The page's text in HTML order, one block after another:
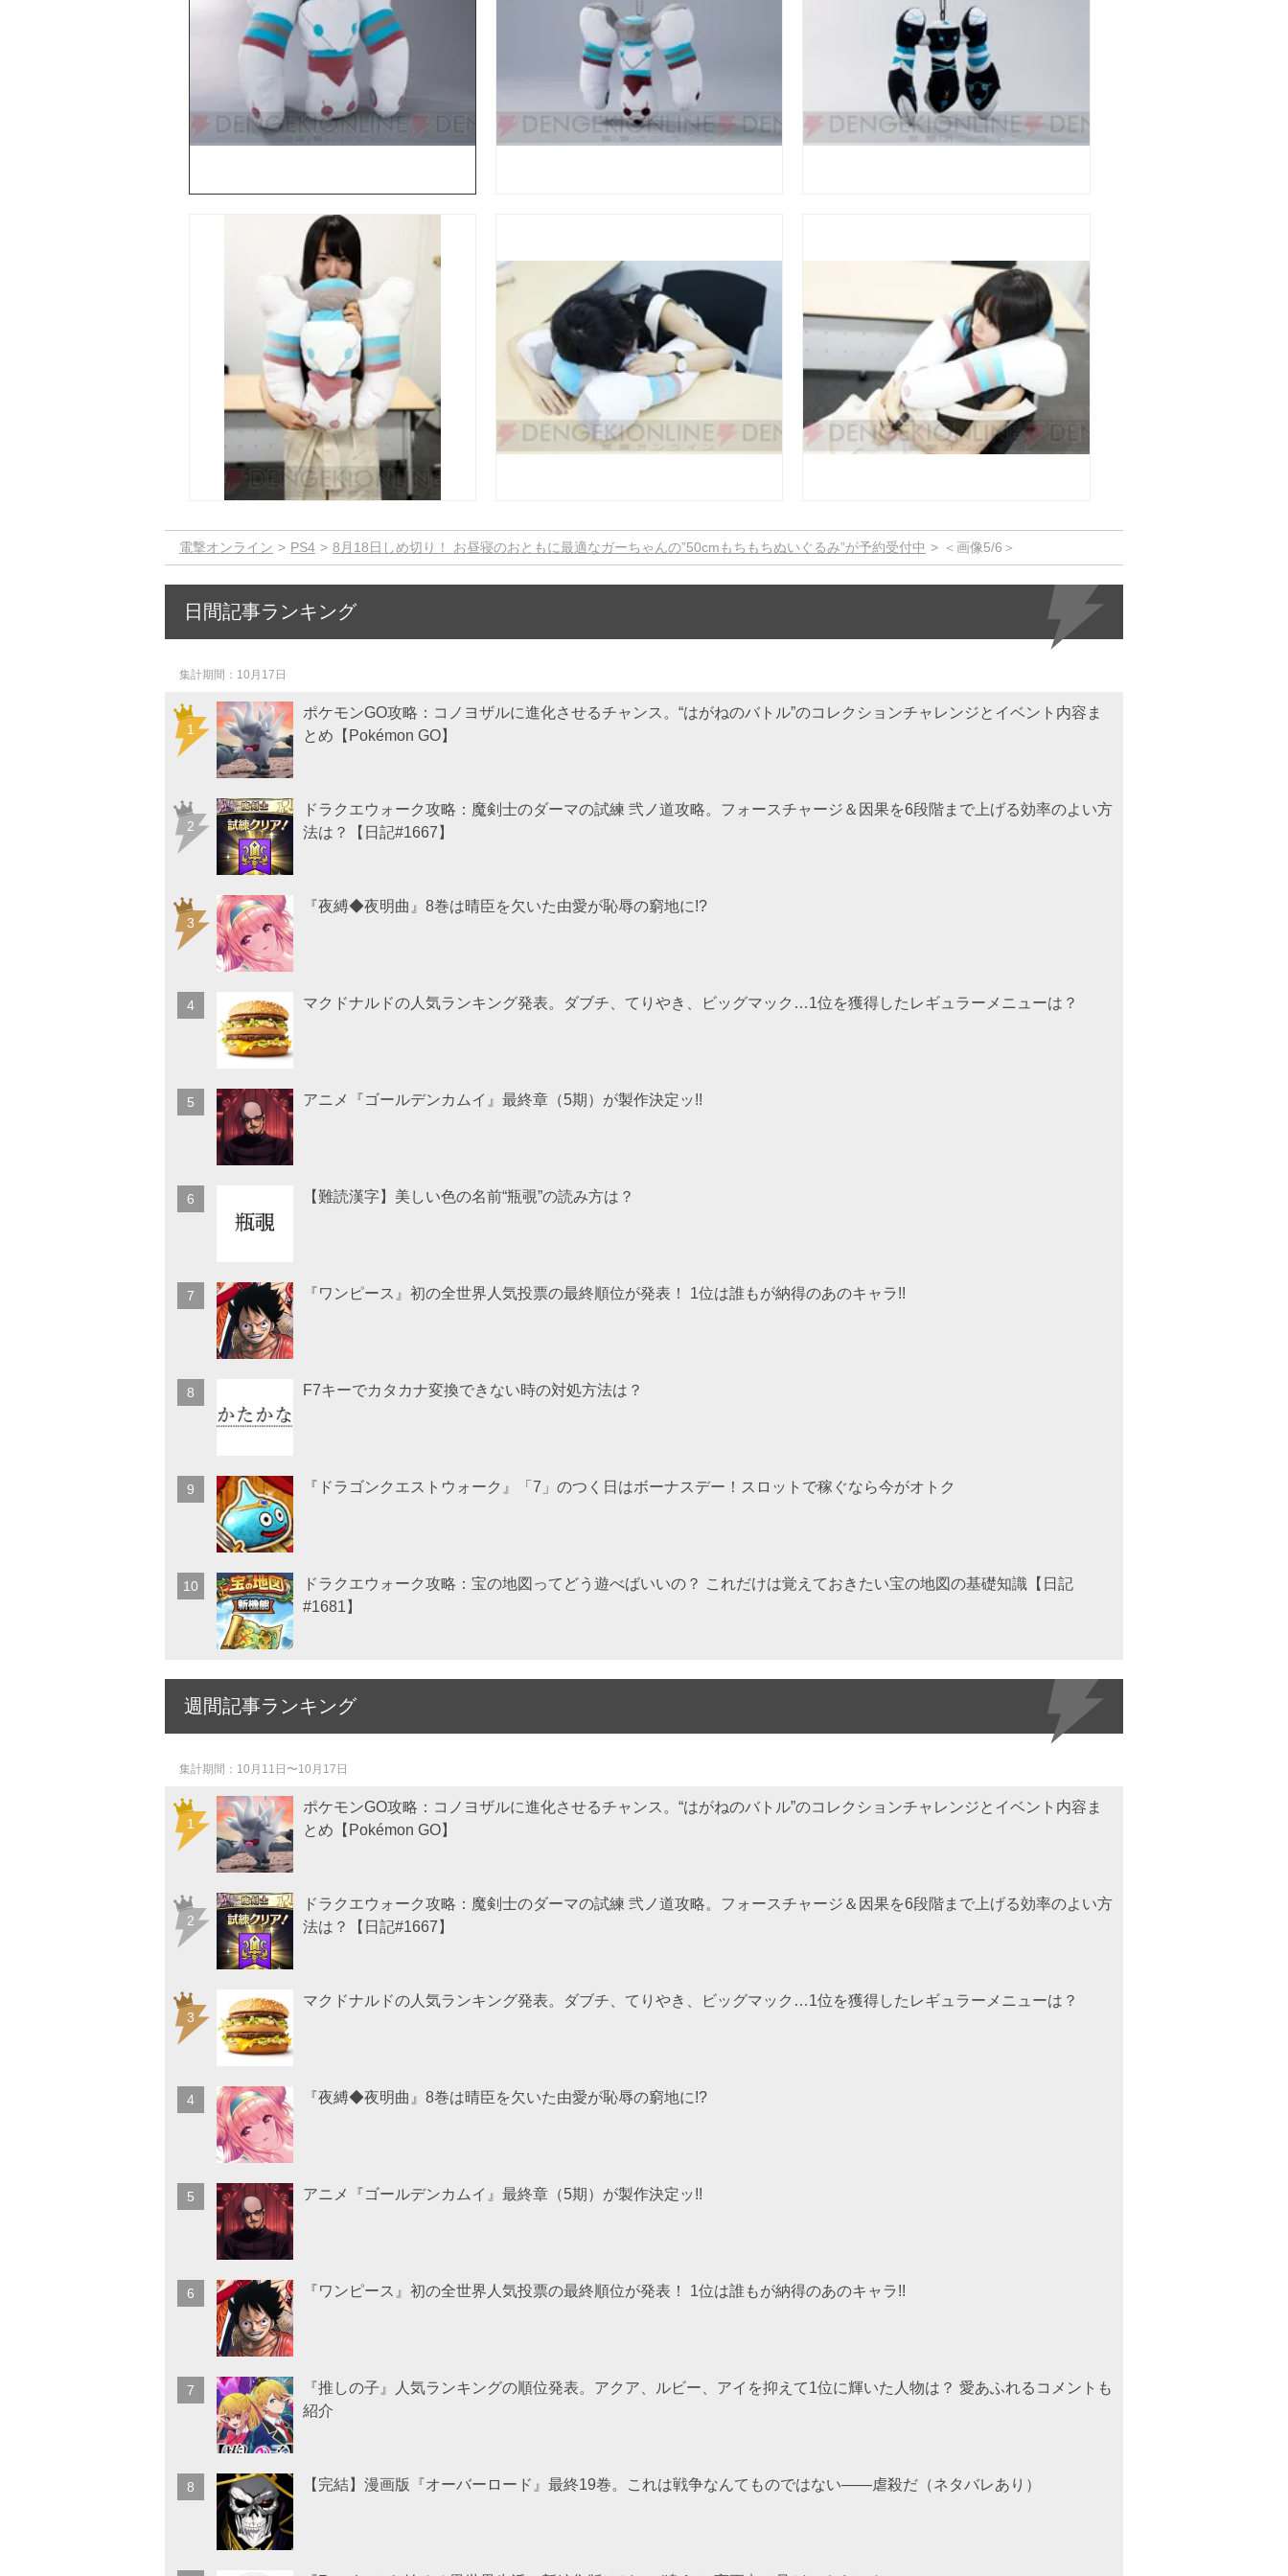
電撃オンライン PS4 8月18日しめ切り！ お昼寝のおともに最適なガーちゃんの”50cmもちもちぬいぐるみ”が予約受付中 ＜画像5/6＞
日間記事ランキング
集計期間 10月17日
ポケモンGO攻略：コノヨザルに進化させるチャンス。“はがねのバトル”のコレクションチャレンジとイベント内容ま
とめ【Pokémon GO】
ドラクエウォーク攻略：魔剣士のダーマの試練 弐ノ道攻略。フォースチャージ＆因果を6段階まで上げる効率のよい方
法は？【日記#1667】
『夜縛◆夜明曲』8巻は晴臣を欠いた由愛が恥辱の窮地に!?
マクドナルドの人気ランキング発表。ダブチ、てりやき、ビッグマック…1位を獲得したレギュラーメニューは？
アニメ『ゴールデンカムイ』最終章（5期）が製作決定ッ!!
【難読漢字】美しい色の名前“瓶覗”の読み方は？
『ワンピース』初の全世界人気投票の最終順位が発表！ 1位は誰もが納得のあのキャラ!!
F7キーでカタカナ変換できない時の対処方法は？
『ドラゴンクエストウォーク』「7」のつく日はボーナスデー！スロットで稼ぐなら今がオトク
ドラクエウォーク攻略：宝の地図ってどう遊べばいいの？ これだけは覚えておきたい宝の地図の基礎知識【日記
#1681】
週間記事ランキング
集計期間 10月11日〜10月17日
ポケモンGO攻略：コノヨザルに進化させるチャンス。“はがねのバトル”のコレクションチャレンジとイベント内容ま
とめ【Pokémon GO】
ドラクエウォーク攻略：魔剣士のダーマの試練 弐ノ道攻略。フォースチャージ＆因果を6段階まで上げる効率のよい方
法は？【日記#1667】
マクドナルドの人気ランキング発表。ダブチ、てりやき、ビッグマック…1位を獲得したレギュラーメニューは？
『夜縛◆夜明曲』8巻は晴臣を欠いた由愛が恥辱の窮地に!?
アニメ『ゴールデンカムイ』最終章（5期）が製作決定ッ!!
『ワンピース』初の全世界人気投票の最終順位が発表！ 1位は誰もが納得のあのキャラ!!
『推しの子』人気ランキングの順位発表。アクア、ルビー、アイを抑えて1位に輝いた人物は？ 愛あふれるコメントも
紹介
【完結】漫画版『オーバーロード』最終19巻。これは戦争なんてものではない――虐殺だ（ネタバレあり）